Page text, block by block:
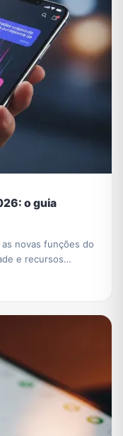
o guia
novas funções do
e recursos